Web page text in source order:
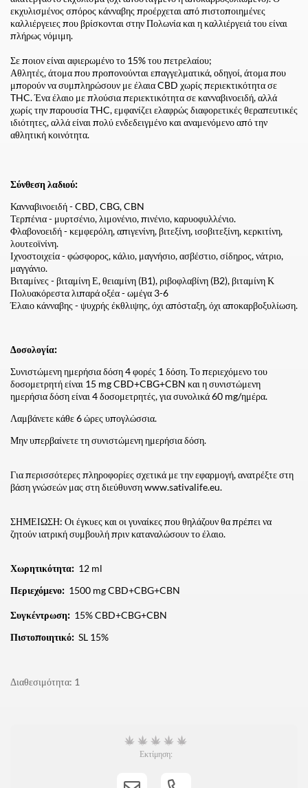
εκχυλισμένος σπόρος κάνναβης προέρχεται από πιστοποιημένες
καλλιέργειες που βρίσκονται στην Πολωνία και η καλλιέργειά του είναι
πλήρως νόμιμη.
Σε ποιον είναι αφιερωμένο το 15% του πετρελαίου;
Αθλητές, άτομα που προπονούνται επαγγελματικά, οδηγοί, άτομα που
μπορούν να συμπληρώσουν με έλαια CBD χωρίς περιεκτικότητα σε
THC. Ένα έλαιο με πλούσια περιεκτικότητα σε κανναβινοειδή, αλλά
χωρίς την παρουσία THC, εμφανίζει ελαφρώς διαφορετικές θεραπευτικές
ιδιότητες, αλλά είναι πολύ ενδεδειγμένο και αναμενόμενο από την
αθλητική κοινότητα.
Σύνθεση λαδιού:
Κανναβινοειδή - CBD, CBG, CBN
Τερπένια - μυρτσένιο, λιμονένιο, πινένιο, καρυοφυλλένιο.
Φλαβονοειδή - κεμφερόλη, απιγενίνη, βιτεξίνη, ισοβιτεξίνη, κερκιτίνη,
λουτεοϊνίνη.
Ιχνοστοιχεία - φώσφορος, κάλιο, μαγνήσιο, ασβέστιο, σίδηρος, νάτριο,
μαγγάνιο.
Βιταμίνες - βιταμίνη Ε, θειαμίνη (Β1), ριβοφλαβίνη (Β2), βιταμίνη Κ
Πολυακόρεστα λιπαρά οξέα - ωμέγα 3-6
Έλαιο κάνναβης - ψυχρής έκθλιψης, όχι απόσταξη, όχι αποκαρβοξυλίωση.
Δοσολογία:
Συνιστώμενη ημερήσια δόση 4 φορές 1 δόση. Το περιεχόμενο του
δοσομετρητή είναι 15 mg CBD+CBG+CBN και η συνιστώμενη
ημερήσια δόση είναι 4 δοσομετρητές, για συνολικά 60 mg/ημέρα.
Λαμβάνετε κάθε 6 ώρες υπογλώσσια.
Μην υπερβαίνετε τη συνιστώμενη ημερήσια δόση.
Για περισσότερες πληροφορίες σχετικά με την εφαρμογή, ανατρέξτε στη
βάση γνώσεών μας στη διεύθυνση www.sativalife.eu.
ΣΗΜΕΙΩΣΗ: Οι έγκυες και οι γυναίκες που θηλάζουν θα πρέπει να
ζητούν ιατρική συμβουλή πριν καταναλώσουν το έλαιο.
Χωρητικότητα: 12 ml
Περιεχόμενο: 1500 mg CBD+CBG+CBN
Συγκέντρωση: 15% CBD+CBG+CBN
Πιστοποιητικό: SL 15%
Διαθεσιμότητα 1
Εκτίμηση: